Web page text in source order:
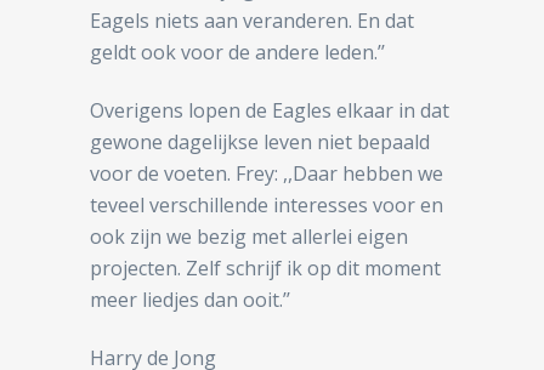
Eagels niets aan veranderen. En dat
geldt ook voor de andere leden.’’
Overigens lopen de Eagles elkaar in dat
gewone dagelijkse leven niet bepaald
voor de voeten. Frey: ,,Daar hebben we
teveel verschillende interesses voor en
ook zijn we bezig met allerlei eigen
projecten. Zelf schrijf ik op dit moment
meer liedjes dan ooit.’’
Harry de Jong